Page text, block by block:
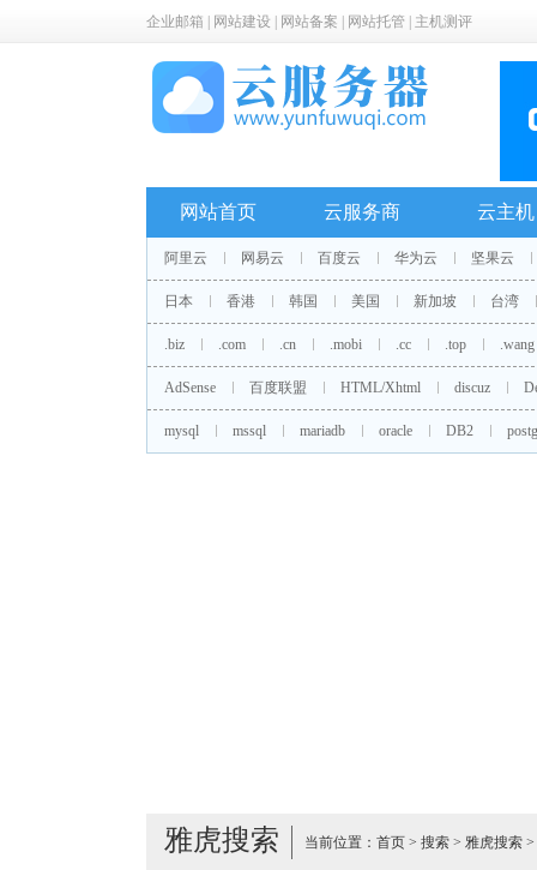
企业邮箱 网站建设 网站备案 网站托管 主机测评
网站首页 云服务商 云主机
阿里云 网易云 百度云 华为云 坚果云
日本 香港 韩国 美国 新加坡 台湾
.biz .com .cn .mobi .cc .top .wang
AdSense 百度联盟 HTML/Xhtml discuz
mysql mssql mariadb oracle DB2
雅虎搜索 当前位置： 首页 > 搜索 > 雅虎搜索 >